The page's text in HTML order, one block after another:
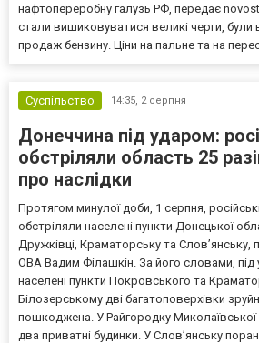
нафтопереробну галузь РФ, передає
стали вишиковуватися великі черги, були
продаж бензину. Ціни на пальне та на
Суспільство 14:35, 2 серпня
Донеччина під ударом:
обстріляли область 25
про наслідки
Протягом минулої доби, 1 серпня,
обстріляли населені пункти Донецької
Дружківці, Краматорську та Слов’янську,
ОВА Вадим Філашкін. За його словами,
населені пункти Покровського та
Білозерському дві багатоповерхівки
пошкоджена. У Райгородку Миколаївської
два приватні будинки. У Слов’янську